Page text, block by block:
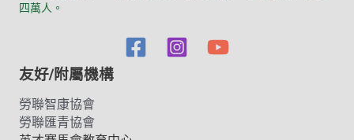
四萬人。
友好/附屬機構
勞聯智康協會
勞聯匯青協會